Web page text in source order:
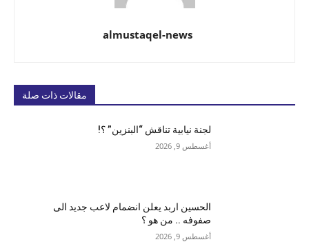
almustaqel-news
مقالات ذات صلة
لجنة نيابية تناقش “البنزين” ؟!
أغسطس 9, 2026
الحسين اربد يعلن انضمام لاعب جديد الى
صفوفه .. من هو ؟
أغسطس 9, 2026